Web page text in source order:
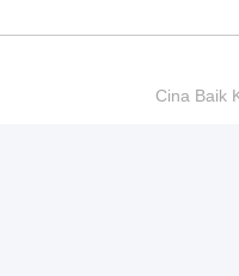
Cina Baik